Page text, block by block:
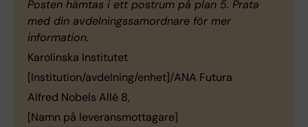
Posten hämtas i ett postrum på plan 5. Prata
med din avdelningssamordnare för mer
information.
Karolinska Institutet
[Institution/avdelning/enhet]/ANA Futura
Alfred Nobels Allé 8,
[Namn på leveransmottagare]